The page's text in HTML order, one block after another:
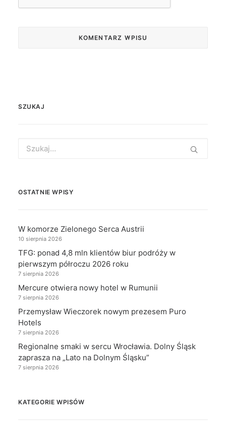
SZUKAJ
for:
OSTATNIE WPISY
W komorze Zielonego Serca Austrii
10 sierpnia 2026
TFG: ponad 4,8 mln klientów biur podróży w
pierwszym półroczu 2026 roku
7 sierpnia 2026
Mercure otwiera nowy hotel w Rumunii
7 sierpnia 2026
Przemysław Wieczorek nowym prezesem Puro
Hotels
7 sierpnia 2026
Regionalne smaki w sercu Wrocławia. Dolny Śląsk
zaprasza na „Lato na Dolnym Śląsku”
7 sierpnia 2026
KATEGORIE WPISÓW